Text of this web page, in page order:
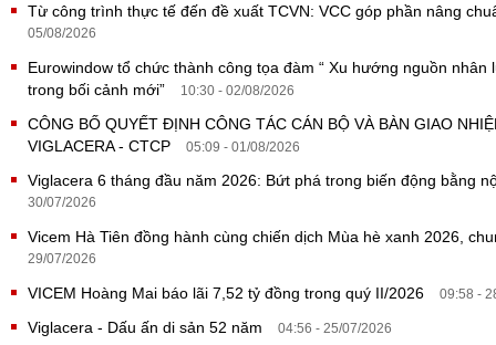
Từ công trình thực tế đến đề xuất TCVN: VCC góp phần nâng
05/08/2026
Eurowindow tổ chức thành công tọa đàm “ Xu hướng nguồn
trong bối cảnh mới”
10:30 - 02/08/2026
CÔNG BỐ QUYẾT ĐỊNH CÔNG TÁC CÁN BỘ VÀ BÀN GIAO
VIGLACERA - CTCP
05:09 - 01/08/2026
Viglacera 6 tháng đầu năm 2026: Bứt phá trong biến động bằng
30/07/2026
Vicem Hà Tiên đồng hành cùng chiến dịch Mùa hè xanh 2026,
29/07/2026
VICEM Hoàng Mai báo lãi 7,52 tỷ đồng trong quý II/2026
09:58 -
Viglacera - Dấu ấn di sản 52 năm 04:56 - 25/07/2026